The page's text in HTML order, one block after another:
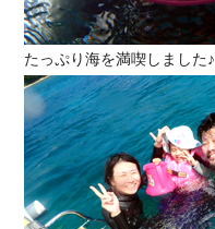
たっぷり海を満喫しました♪